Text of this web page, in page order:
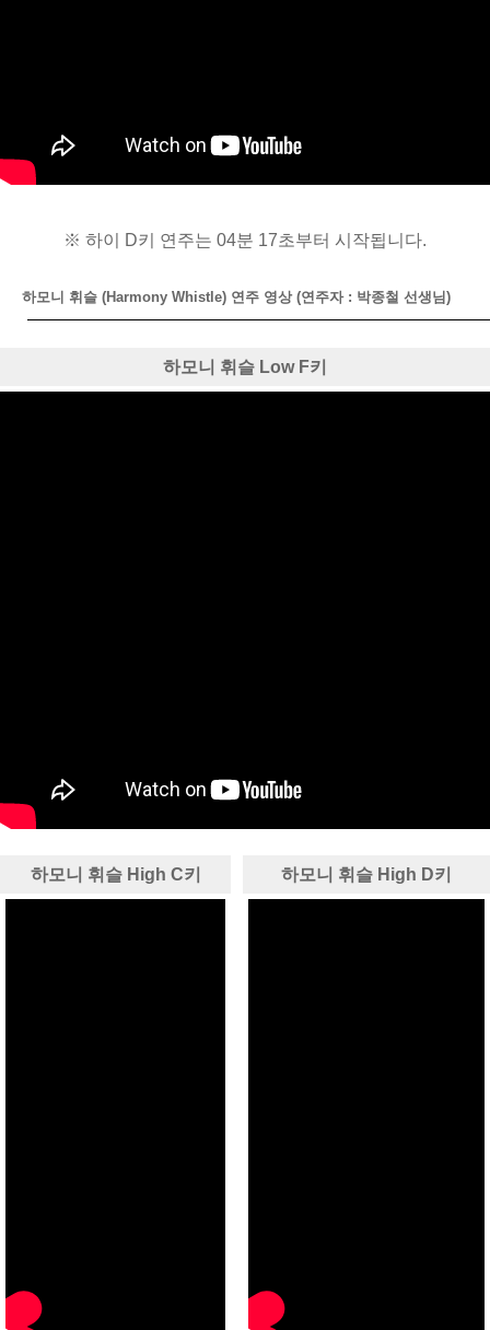
※ 하이 D키 연주는 04분 17초부터 시작됩니다.
하모니 휘슬 (Harmony Whistle) 연주 영상 (연주자 : 박종철 선생님)
하모니 휘슬 Low F키
하모니 휘슬 High C키 하모니 휘슬 High D키